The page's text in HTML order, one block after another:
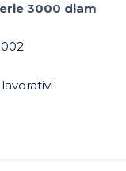
3000 diam